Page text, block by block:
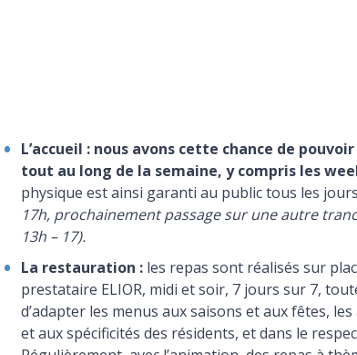
L’accueil : nous avons cette chance de
tout au long de la semaine, y compris les
physique est ainsi garanti au public tous les
17h, prochainement passage sur une autre
13h – 17).
La restauration : les repas sont réalisés sur
prestataire ELIOR, midi et soir, 7 jours sur 7,
d’adapter les menus aux saisons et aux fêtes,
et aux spécificités des résidents, et dans le